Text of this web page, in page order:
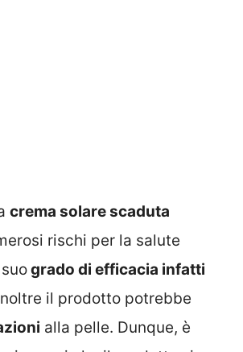
crema solare scaduta
rischi per la salute
grado di efficacia infatti
il prodotto potrebbe
alla pelle. Dunque, è